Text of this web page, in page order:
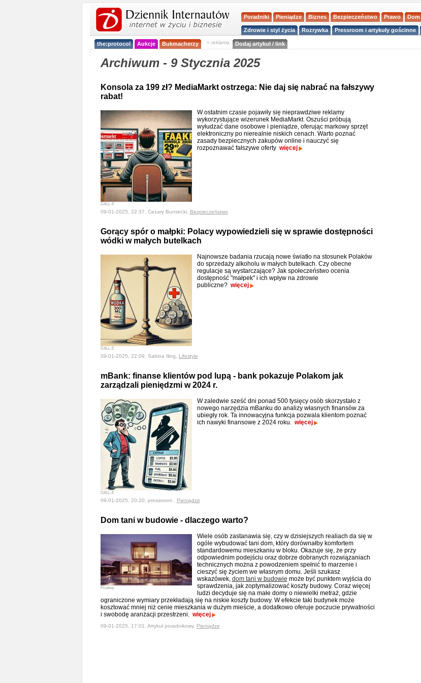
Poradniki Pieniądze Biznes Bezpieczeństwo Prawo Dom
Zdrowie i styl życia Rozrywka Pressroom i artykuły gościnne
the:protocol Aukcje Bukmacherzy < reklama Dodaj artykuł / link
Archiwum - 9 Stycznia 2025
Konsola za 199 zł? MediaMarkt ostrzega: Nie daj się nabrać na fałszywy
rabat!
DALL-E
W ostatnim czasie pojawiły się nieprawdziwe reklamy
wykorzystujące wizerunek MediaMarkt. Oszuści próbują
wyłudzać dane osobowe i pieniądze, oferując markowy sprzęt
elektroniczny po nierealnie niskich cenach. Warto poznać
zasady bezpiecznych zakupów online i nauczyć się
rozpoznawać fałszywe oferty więcej
09-01-2025, 22:37, Cezary Bunsecki, Bezpieczeństwo
Gorący spór o małpki: Polacy wypowiedzieli się w sprawie dostępności
wódki w małych butelkach
DALL-E
Najnowsze badania rzucają nowe światło na stosunek Polaków
do sprzedaży alkoholu w małych butelkach. Czy obecne
regulacje są wystarczające? Jak społeczeństwo ocenia
dostępność "małpek" i ich wpływ na zdrowie
publiczne? więcej
09-01-2025, 22:09, Sabina Iling, Lifestyle
mBank: finanse klientów pod lupą - bank pokazuje Polakom jak
zarządzali pieniędzmi w 2024 r.
DALL-E
W zaledwie sześć dni ponad 500 tysięcy osób skorzystało z
nowego narzędzia mBanku do analizy własnych finansów za
ubiegły rok. Ta innowacyjna funkcja pozwala klientom poznać
ich nawyki finansowe z 2024 roku. więcej
09-01-2025, 20:20, pressroom , Pieniądze
Dom tani w budowie - dlaczego warto?
Pixabay
Wiele osób zastanawia się, czy w dzisiejszych realiach da się w
ogóle wybudować tani dom, który dorównałby komfortem
standardowemu mieszkaniu w bloku. Okazuje się, że przy
odpowiednim podejściu oraz dobrze dobranych rozwiązaniach
technicznych można z powodzeniem spełnić to marzenie i
cieszyć się życiem we własnym domu. Jeśli szukasz
wskazówek, dom tani w budowie może być punktem wyjścia do
sprawdzenia, jak zoptymalizować koszty budowy. Coraz więcej
ludzi decyduje się na małe domy o niewielki metraż, gdzie
ograniczone wymiary przekładają się na niskie koszty budowy. W efekcie taki budynek może
kosztować mniej niż cenie mieszkania w dużym mieście, a dodatkowo oferuje poczucie prywatności
i swobodę aranżacji przestrzeni. więcej
09-01-2025, 17:01, Artykuł poradnikowy, Pieniądze